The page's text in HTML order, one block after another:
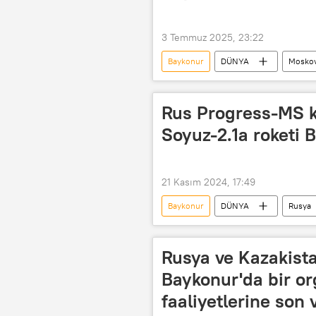
3 Temmuz 2025, 23:22
Baykonur DÜNYA
Roscosmos
Dünya
Rus Progress-MS
Soyuz-2.1a roketi
21 Kasım 2024, 17:49
Baykonur DÜNYA Rusya
Rusya Federal Uzay Ajansı
Rusya ve
Baykonur'da bir
faaliyetlerine son